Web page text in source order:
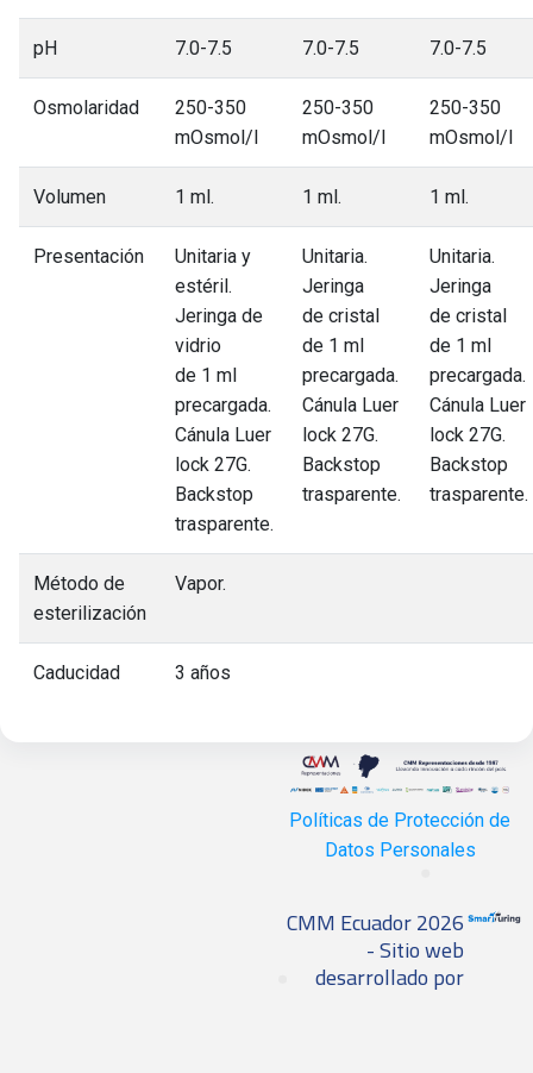
pH 7.0-7.5 7.0-7.5 7.0-7.5
Osmolaridad
250-350
mOsmol/l
250-350
mOsmol/l
250-350
mOsmol/l
Volumen 1 ml. 1 ml. 1 ml.
Presentación
Unitaria y
estéril.
Jeringa de
vidrio
de 1 ml
precargada.
Cánula Luer
lock 27G.
Backstop
trasparente.
Unitaria.
Jeringa
de cristal
de 1 ml
precargada.
Cánula Luer
lock 27G.
Backstop
trasparente.
Unitaria.
Jeringa
de cristal
de 1 ml
precargada.
Cánula Luer
lock 27G.
Backstop
trasparente.
Método de
esterilización
Vapor.
Caducidad 3 años
Políticas de Protección de
Datos Personales
CMM Ecuador 2026
- Sitio web
desarrollado por